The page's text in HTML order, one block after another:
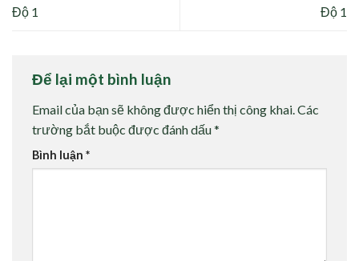
Độ 1
Độ 1
Để lại một bình luận
Email của bạn sẽ không được hiển thị công khai. Các
trường bắt buộc được đánh dấu*
Bình luận *